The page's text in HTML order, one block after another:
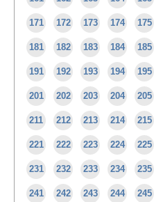
171 172 173 174 175
181 182 183 184 185
191 192 193 194 195
201 202 203 204 205
211 212 213 214 215
221 222 223 224 225
231 232 233 234 235
241 242 243 244 245